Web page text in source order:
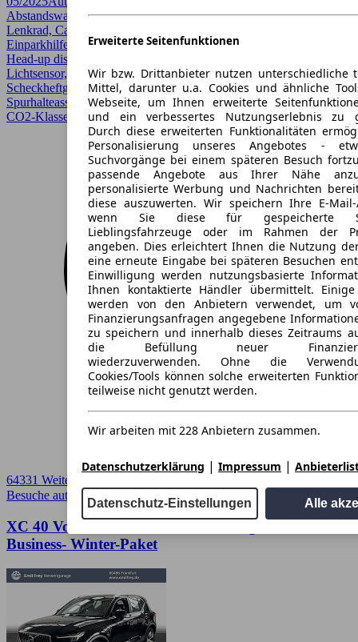
Abstandswarner, AHK, Android Auto, Apple CarPlay, Beheizbares
Lenkrad, CarPlay, Einparkhilfe, Einparkhilfe Sensoren hinten,
Einparkhilfe Sensoren vorne, Elektrische Sitze, Fernlichtassistent,
Head-up display, HU/AU neu, HUD, LED, LED-Scheinwerfer,
Lichtsensor, Lordosenstütze, Panoramadach, Regensensor,
Scheckheftgepflegt, Schiebedach, Sitzheizung, Sportpaket,
Spurhalteassistent, Totwinkel-Assistent, Verkehrszeichenerkennung
CO2-Klasse B
64331 Weiterstadt
Besuche autoscout24.de
➚
XC 40 Volvo XC40 XC40 T5 Recharge Core DKG
Business- Winter-Paket
Erweiterte Seitenfunktionen
Wir bzw. Drittanbieter nutzen unterschiedliche
Mittel, darunter u.a. Cookies und ähnliche
Webseite, um Ihnen erweiterte
und ein verbessertes Nutzungserlebnis zu
Durch diese erweiterten Funktionalitäten
Personalisierung unseres Angebotes -
Suchvorgänge bei einem späteren Besuch
passende Angebote aus Ihrer Nähe
personalisierte Werbung und Nachrichten
diese auszuwerten. Wir speichern Ihre E-Mail-
wenn Sie diese für gespeicherte
Lieblingsfahrzeuge oder im Rahmen der
angeben. Dies erleichtert Ihnen die Nutzung
eine erneute Eingabe bei späteren Besuchen
Einwilligung werden nutzungsbasierte
Ihnen kontaktierte Händler übermittelt. Einige
werden von den Anbietern verwendet, um
Finanzierungsanfragen angegebene
zu speichern und innerhalb dieses Zeitraums
die Befüllung neuer
wiederzuverwenden. Ohne die
Cookies/Tools können solche erweiterten
teilweise nicht genutzt werden.
Wir arbeiten mit 228 Anbietern zusammen.
Datenschutzerklärung | Impressum |
Datenschutz-Einstellungen Alle